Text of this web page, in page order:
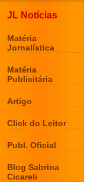
JL Notícias
Matéria
Jornalística
Matéria
Publicitária
Artigo
Click do Leitor
Publ. Oficial
Blog Sabrina
Cicareli